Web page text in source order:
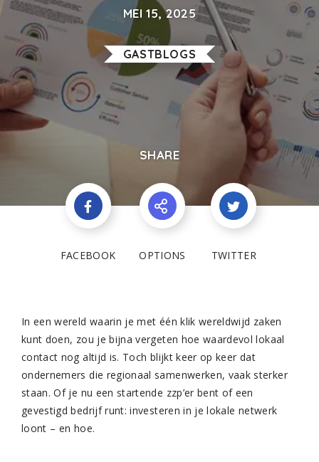
MEI 15, 2025
GASTBLOGS
SHARE
FACEBOOK OPTIONS TWITTER
In een wereld waarin je met één klik wereldwijd zaken
kunt doen, zou je bijna vergeten hoe waardevol lokaal
contact nog altijd is. Toch blijkt keer op keer dat
ondernemers die regionaal samenwerken, vaak sterker
staan. Of je nu een startende zzp’er bent of een
gevestigd bedrijf runt: investeren in je lokale netwerk
loont – en hoe.